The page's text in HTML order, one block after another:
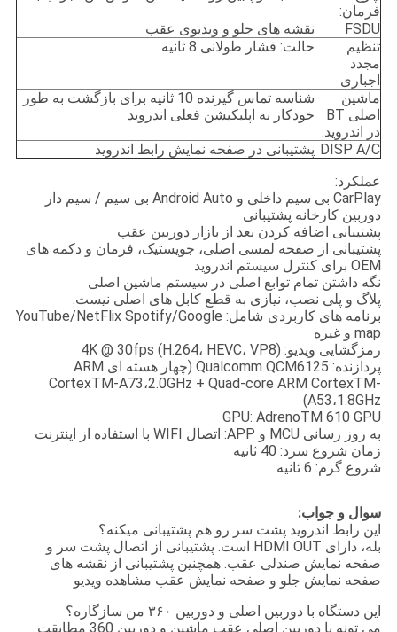
فرمان:
FSDU
نقشه های جلو و ویدیوی عقب
تنظیم
مجدد
اجباری
حالت: فشار طولانی 8 ثانیه
ماشین
اصلی BT
در اندروید:
شناسه تماس گیرنده 10 ثانیه برای بازگشت به طور
خودکار به اپلیکیشن فعلی اندروید
DISP A/C پشتیبانی در صفحه نمایش رابط اندروید
عملکرد:
CarPlay بی سیم داخلی و Android Auto بی سیم / سیم دار
دوربین کارخانه پشتیبانی
پشتیبانی اضافه کردن بعد از بازار دوربین عقب
پشتیبانی از صفحه لمسی اصلی، جویستیک، فرمان و دکمه های
OEM برای کنترل سیستم اندروید
نگه داشتن تمام توابع اصلی در سیستم ماشین اصلی
پلاگ و پلی نصب، نیازی به قطع کابل های اصلی نیست.
برنامه های کاربردی شامل: YouTube/NetFlix Spotify/Google
map و غیره
رمزگشایی ویدیو: 4K @ 30fps (H.264، HEVC، VP8)
پردازنده: Qualcomm QCM6125 (چهار هسته ای ARM
CortexTM-A73،2.0GHz + Quad-core ARM CortexTM-
A53،1.8GHz)
GPU: AdrenoTM 610 GPU
به روز رسانی MCU و APP: اتصال WIFI با استفاده از اینترنت
زمان شروع سرد: 40 ثانیه
شروع گرم: 6 ثانیه
سوال و جواب:
اين رابط اندرويد پشت سر رو هم پشتیبانی ميکنه؟
بله، دارای HDMI OUT است. پشتیبانی از اتصال پشت سر و
صفحه نمایش صندلی عقب. همچنین پشتیبانی از نقشه های
صفحه نمایش جلو و صفحه نمایش عقب مشاهده ویدیو
این دستگاه با دوربین اصلی و دوربین ۳۶۰ من سازگاره؟
می تونه با دوربین اصلی عقب ماشین و دوربین 360 مطابقت